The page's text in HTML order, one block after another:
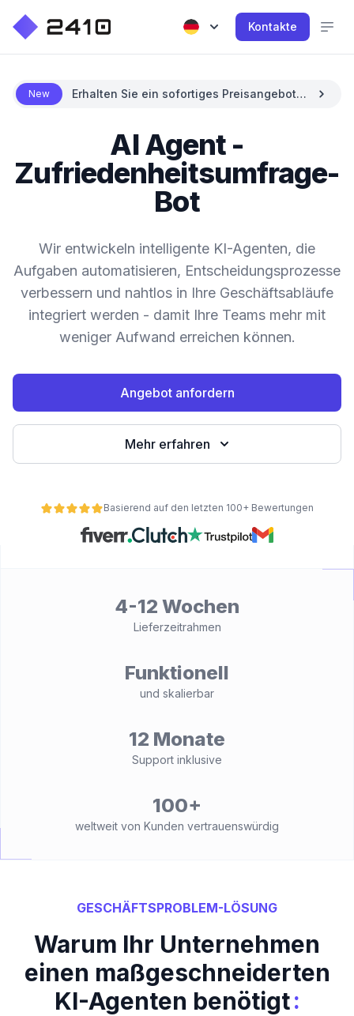
Kontakte
New
Erhalten Sie ein sofortiges Preisangebot
AI Agent -
Zufriedenheitsumfrage-
Bot
Wir entwickeln intelligente KI-Agenten, die
Aufgaben automatisieren, Entscheidungsprozesse
verbessern und nahtlos in Ihre Geschäftsabläufe
integriert werden - damit Ihre Teams mehr mit
weniger Aufwand erreichen können.
Angebot anfordern
Mehr erfahren
Basierend auf den letzten 100+ Bewertungen
4-12 Wochen
Lieferzeitrahmen
Funktionell
und skalierbar
12 Monate
Support inklusive
100+
weltweit von Kunden vertrauenswürdig
GESCHÄFTSPROBLEM-LÖSUNG
Warum Ihr Unternehmen
einen maßgeschneiderten
KI-Agenten benötigt: